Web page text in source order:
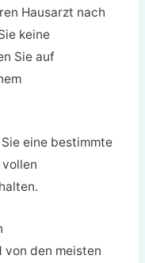
Hausarzt nach
keine
Sie auf
eine bestimmte
den meisten